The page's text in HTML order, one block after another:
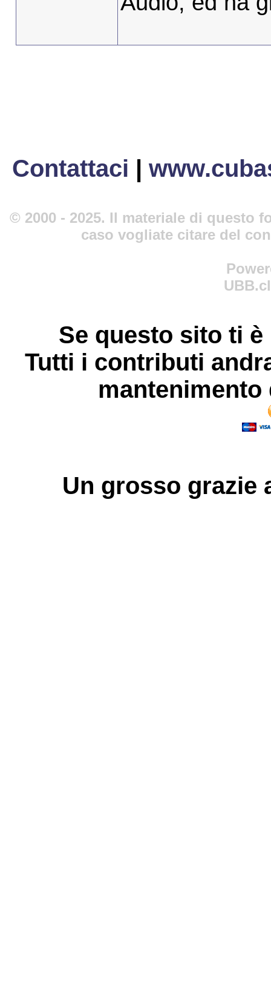
Contattaci |
© 2000 - 2025. Il materiale di questo
caso vogliate citare del
Se questo sito ti
Tutti i contributi
Un grosso grazie